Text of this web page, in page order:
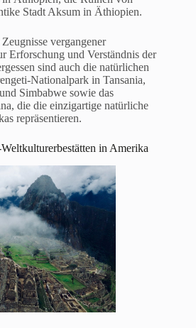
Stadt Aksum in Äthiopien.
vergangener
Erforschung und Verständnis der
sind auch die natürlichen
Nationalpark in Tansania,
Simbabwe sowie das
die die einzigartige natürliche
repräsentieren.
in Amerika